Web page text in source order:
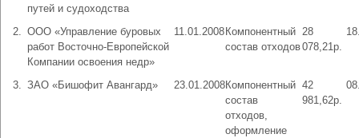
путей и судоходства
2. ООО «Управление буровых
работ Восточно-Европейской
Компании освоения недр»
11.01.2008 Компонентный
состав отходов
28
078,21р.
3. ЗАО «Бишофит Авангард» 23.01.2008Компонентный
состав
отходов,
оформление
42
981,62р.